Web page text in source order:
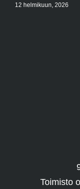
12 helmikuun, 2026
Toimisto